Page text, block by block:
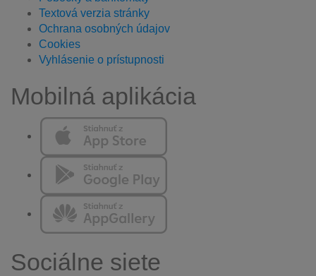
Textová verzia stránky
Ochrana osobných údajov
Cookies
Vyhlásenie o prístupnosti
Mobilná aplikácia
Sociálne siete